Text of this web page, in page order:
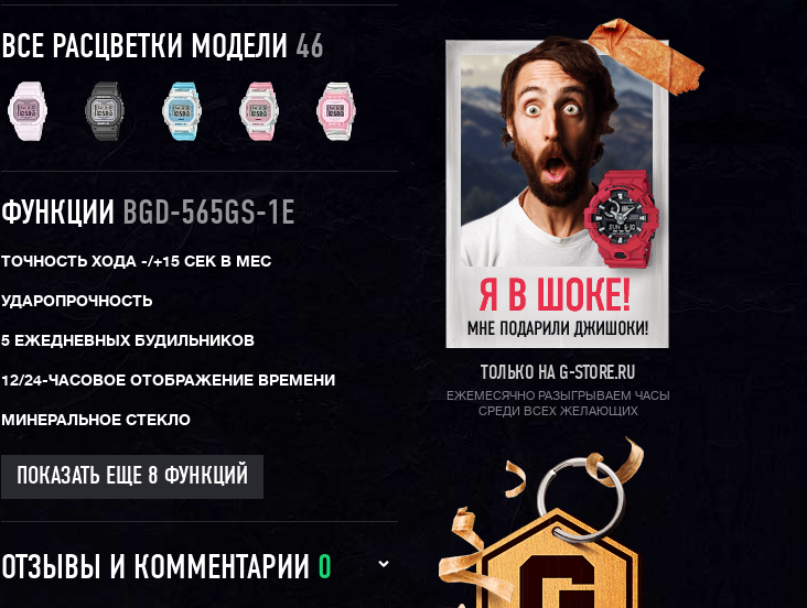
ВСЕ РАСЦВЕТКИ МОДЕЛИ 46
ФУНКЦИИ BGD-565GS-1E
ТОЧНОСТЬ ХОДА -/+15 СЕК В МЕС
УДАРОПРОЧНОСТЬ
5 ЕЖЕДНЕВНЫХ БУДИЛЬНИКОВ
12/24-ЧАСОВОЕ ОТОБРАЖЕНИЕ ВРЕМЕНИ
МИНЕРАЛЬНОЕ СТЕКЛО
ОТЗЫВЫ И КОММЕНТАРИИ 0
ТОЛЬКО НА G-STORE.RU
ЕЖЕМЕСЯЧНО РАЗЫГРЫВАЕМ ЧАСЫ
СРЕДИ ВСЕХ ЖЕЛАЮЩИХ